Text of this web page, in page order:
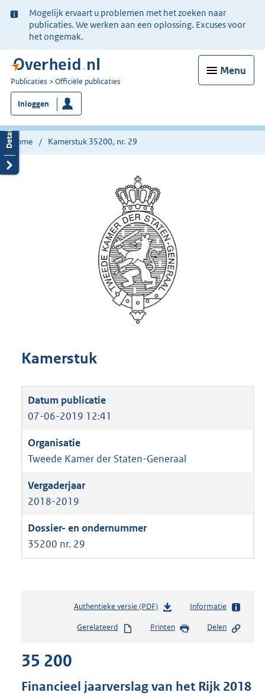
Ter
informatie:
Mogelijk ervaart u problemen met het zoeken naar
publicaties. We werken aan een oplossing. Excuses voor
het ongemak.
Menu
U
bent
nu
hier:
Publicaties Officiële publicaties
Inloggen
Home Kamerstuk 35200, nr. 29
Kamerstuk
07-06-2019 12:41
Tweede Kamer der Staten-Generaal
2018-2019
35200 nr. 29
Authentieke versie (PDF)b
s
s
Informatie
Gerelateerd Printen Delen
35 200
Financieel jaarverslag van het Rijk 2018